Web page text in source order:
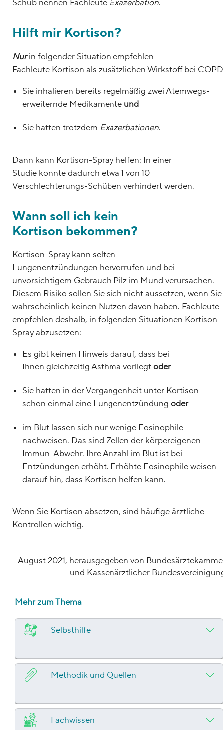
Schub nennen Fachleute Exazerbation.
Hilft mir Kortison?
Nurin folgender Situation empfehlen
Fachleute Kortison als zusätzlichen Wirkstoff bei
Sie inhalieren bereits regelmäßig zwei Atemwegs-
erweiternde Medikamente und
Sie hatten trotzdem Exazerbationen.
Dann kann Kortison-Spray helfen: In einer
Studie konnte dadurch etwa 1 von 10
Verschlechterungs-Schüben verhindert werden.
Wann soll ich kein
Kortison bekommen?
Kortison-Spray kann selten
Lungenentzündungen hervorrufen und bei
unvorsichtigem Gebrauch Pilz im Mund verursachen.
Diesem Risiko sollen Sie sich nicht aussetzen, wenn Sie
wahrscheinlich keinen Nutzen davon haben. Fachleute
empfehlen deshalb, in folgenden Situationen Kortison-
Spray abzusetzen:
Es gibt keinen Hinweis darauf, dass bei
Ihnen gleichzeitig Asthma vorliegtoder
Sie hatten in der Vergangenheit unter Kortison
schon einmal eine Lungenentzündung oder
im Blut lassen sich nur wenige Eosinophile
nachweisen. Das sind Zellen der körpereigenen
Immun-Abwehr. Ihre Anzahl im Blut ist bei
Entzündungen erhöht. Erhöhte Eosinophile weisen
darauf hin, dass Kortison helfen kann.
Wenn Sie Kortison absetzen, sind häufige ärztliche
Kontrollen wichtig.
August 2021, herausgegeben von
und Kassenärztlicher
Mehr zum Thema
Selbsthilfe
Methodik und Quellen
Fachwissen